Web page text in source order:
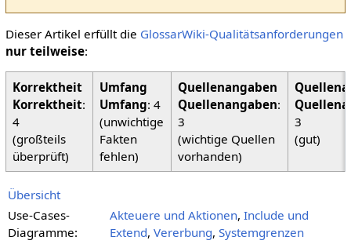
Dieser Artikel erfüllt die GlossarWiki-Qualitätsanforderungen
nur teilweise:
Korrektheit:
4
(großteils
überprüft)
Umfang: 4
(unwichtige
Fakten
fehlen)
Quellenangaben:
3
(wichtige Quellen
vorhanden)
3
(gut)
Übersicht
Use-Cases-
Diagramme:
Akteuere und Aktionen, Include und
Extend, Vererbung, Systemgrenzen